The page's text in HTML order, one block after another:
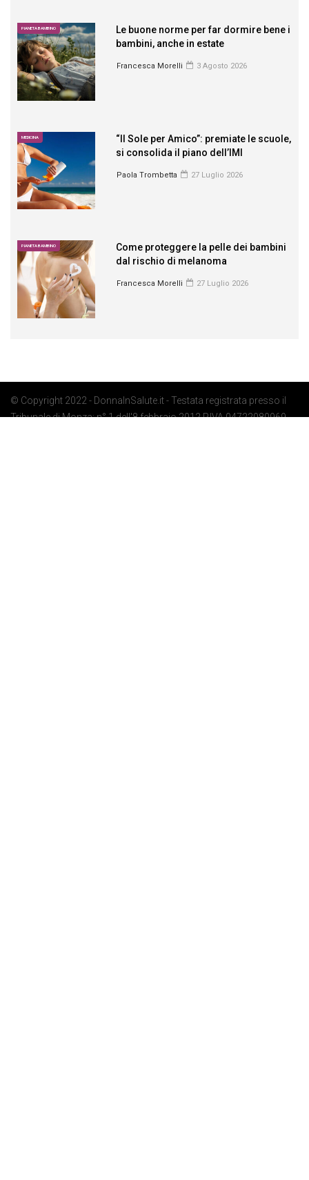
PIANETA BAMBINO
Le buone norme per far dormire bene i
bambini, anche in estate
Francesca Morelli 3 Agosto 2026
MEDICINA
“Il Sole per Amico”: premiate le scuole,
si consolida il piano dell’IMI
Paola Trombetta 27 Luglio 2026
PIANETA BAMBINO
Come proteggere la pelle dei bambini
dal rischio di melanoma
Francesca Morelli 27 Luglio 2026
© Copyright 2022 - DonnaInSalute.it - Testata registrata presso il
Tribunale di Monza: n° 1 dell'8 febbraio 2012 P.IVA 04722080969 -